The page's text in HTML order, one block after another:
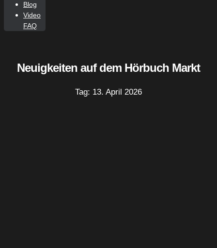
Blog
Video
FAQ
Neuigkeiten auf dem Hörbuch Markt
Tag: 13. April 2026